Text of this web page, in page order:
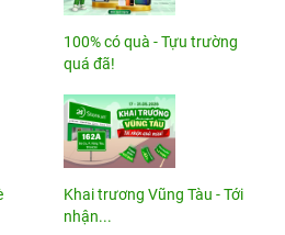
100% có quà - Tựu trường
quá đã!
Khai trương Vũng Tàu - Tới
nhận...